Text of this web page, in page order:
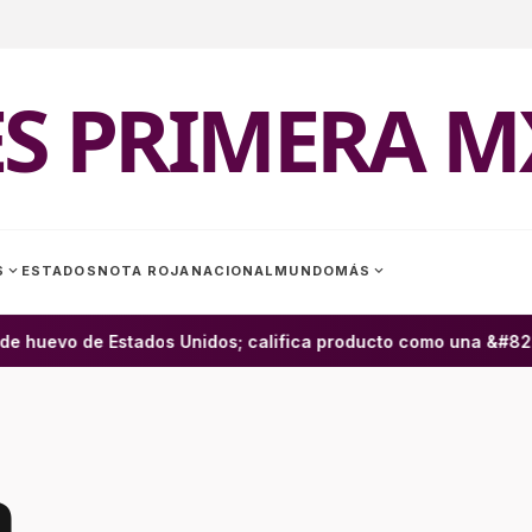
PRIMERA
expand_more ESTADOS NOTA ROJA NACIONAL MUNDOMÁS expand_more
de Estados Unidos; califica producto como una